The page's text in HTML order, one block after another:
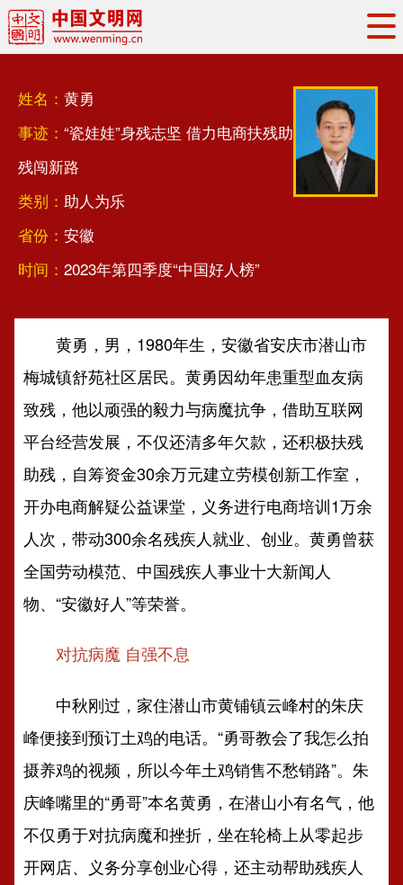
权威发布
地方交流
文明培育
文明实践
文明创建
文明矩阵
姓名： 黄勇
事迹： “瓷娃娃”身残志坚 借力电商扶残助
残闯新路
类别： 助人为乐
省份： 安徽
时间： 2023年第四季度“中国好人榜”
黄勇，男，1980年生，安徽省安庆市潜山市
梅城镇舒苑社区居民。黄勇因幼年患重型血友病
致残，他以顽强的毅力与病魔抗争，借助互联网
平台经营发展，不仅还清多年欠款，还积极扶残
助残，自筹资金30余万元建立劳模创新工作室，
开办电商解疑公益课堂，义务进行电商培训1万余
人次，带动300余名残疾人就业、创业。黄勇曾获
全国劳动模范、中国残疾人事业十大新闻人
物、“安徽好人”等荣誉。
对抗病魔 自强不息
中秋刚过，家住潜山市黄铺镇云峰村的朱庆
峰便接到预订土鸡的电话。“勇哥教会了我怎么拍
摄养鸡的视频，所以今年土鸡销售不愁销路”。朱
庆峰嘴里的“勇哥”本名黄勇，在潜山小有名气，他
不仅勇于对抗病魔和挫折，坐在轮椅上从零起步
开网店、义务分享创业心得，还主动帮助残疾人